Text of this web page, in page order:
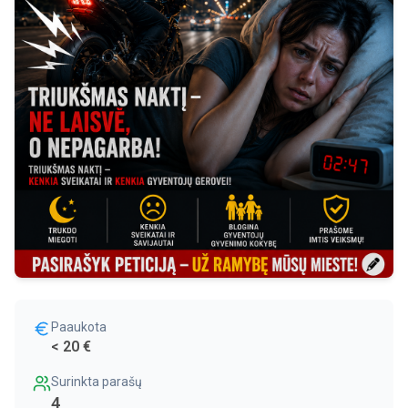
Paaukota
< 20 €
Surinkta parašų
4